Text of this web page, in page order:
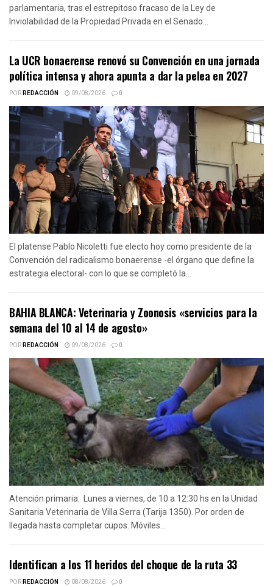
parlamentaria, tras el estrepitoso fracaso de la Ley de
Inviolabilidad de la Propiedad Privada en el Senado...
La UCR bonaerense renovó su Convención en una jornada
política intensa y ahora apunta a dar la pelea en 2027
PORREDACCIÓN 09/08/2026 0
El platense Pablo Nicoletti fue electo hoy como presidente de la
Convención del radicalismo bonaerense -el órgano que define la
estrategia electoral- con lo que se completó la...
BAHIA BLANCA: Veterinaria y Zoonosis «servicios para la
semana del 10 al 14 de agosto»
PORREDACCIÓN 09/08/2026 0
Atención primaria: Lunes a viernes, de 10 a 12:30 hs en la Unidad
Sanitaria Veterinaria de Villa Serra (Tarija 1350). Por orden de
llegada hasta completar cupos. Móviles...
Identifican a los 11 heridos del choque de la ruta 33
PORREDACCIÓN 08/08/2026 0